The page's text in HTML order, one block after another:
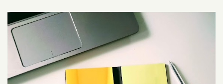
können dich bei der Erstellung einer einzigartigen Bewerbung unterstützen: 1. Schreibe keine
Standardsätze, sondern formuliere selbst Schreibe in deiner eigenen Wortwahl und überzeuge mit
deiner eigenen Persönlichkeit. Standardsätze kann jeder finden und schreiben. Allerdings fällst du
damit dem Recruiter nicht auf und bleibst ihm nicht positiv in Erinnerung. Mit deinen eigenen indi...